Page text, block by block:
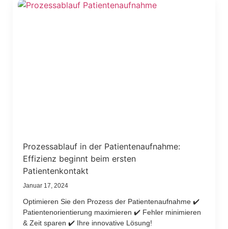
Prozessablauf in der Patientenaufnahme:
Effizienz beginnt beim ersten
Patientenkontakt
Januar 17, 2024
Optimieren Sie den Prozess der Patientenaufnahme ✔️
Patientenorientierung maximieren ✔️ Fehler minimieren
& Zeit sparen ✔️ Ihre innovative Lösung!